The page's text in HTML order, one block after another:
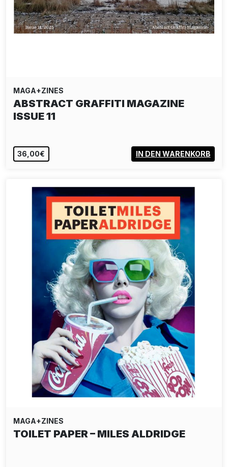
MAGA+ZINES
ABSTRACT GRAFFITI MAGAZINE
ISSUE 11
36,00€ IN DEN WARENKORB
MAGA+ZINES
TOILET PAPER – MILES ALDRIDGE